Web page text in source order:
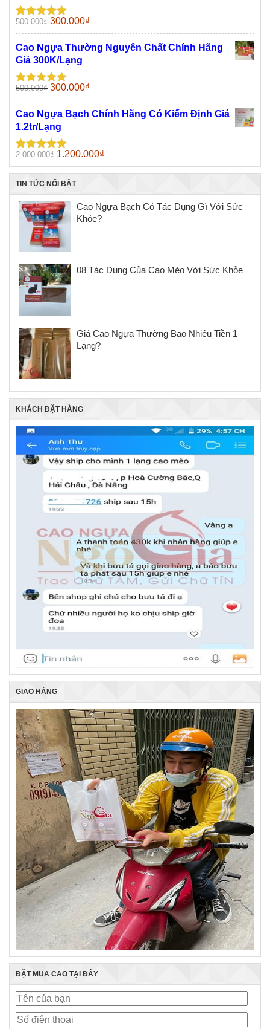
Được xếp
hạng5.005
sao
500.000₫ Giá
gốc
là:
500.000₫.
300.000₫
hiện
tại
Cao Ngựa Thường Nguyên Chất Chính Hãng
Giá 300K/Lạng
Được xếp
hạng5.005
sao
500.000₫ Giá
gốc
là:
500.000₫.
300.000₫
hiện
tại
Cao Ngựa Bạch Chính Hãng Có Kiểm Định Giá
1.2tr/Lạng
Được xếp
hạng5.005
2.000.000₫ Giá
gốc
là:
2.000.000₫.
1.200.000₫
hiện
1.200.000₫.
TIN TỨC NỔI BẬT
Cao Ngựa Bạch Có Tác Dụng Gì Với Sức
Khỏe?
08 Tác Dụng Của Cao Mèo Với Sức Khỏe
Giá Cao Ngựa Thường Bao Nhiêu Tiền 1
Lạng?
KHÁCH ĐẶT HÀNG
GIAO HÀNG
ĐẶT MUA CAO TẠI ĐÂY